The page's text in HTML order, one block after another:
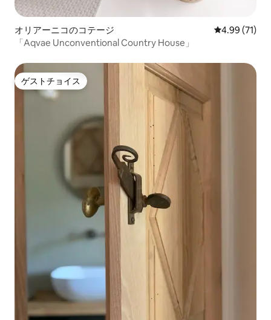
オリアーニコのコテージ レビュー71
4.99 (71)
「Aqvae Unconventional Country House」
ゲストチョイス
ゲストチョイス